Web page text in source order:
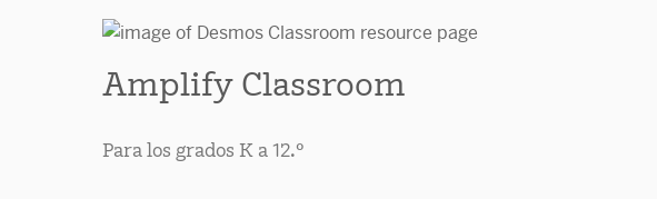
Amplify Classroom
Para los grados K a 12.º